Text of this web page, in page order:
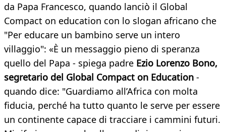
da Papa Francesco, quando lanciò il Global
Compact on education con lo slogan africano che
"Per educare un bambino serve un intero
villaggio": «È un messaggio pieno di speranza
quello del Papa - spiega padre Ezio Lorenzo Bono,
segretario del Global Compact on Education -
quando dice: "Guardiamo all’Africa con molta
fiducia, perché ha tutto quanto le serve per essere
un continente capace di tracciare i cammini futuri.